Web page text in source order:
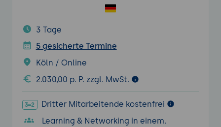
3 Tage
5 gesicherte Termine
Köln / Online
2.030,00 p. P. zzgl. MwSt.
Dritter Mitarbeitende kostenfrei
Learning & Networking in einem.